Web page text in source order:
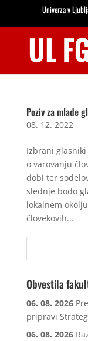
Univerza v
Poziv za mlade
08. 12. 2022
Izbrani
o varovanju
dobi ter
slednje bodo
lokalnem
človekovih...
Obvestila
06. 08. 2026
pripravi
06. 08. 2026